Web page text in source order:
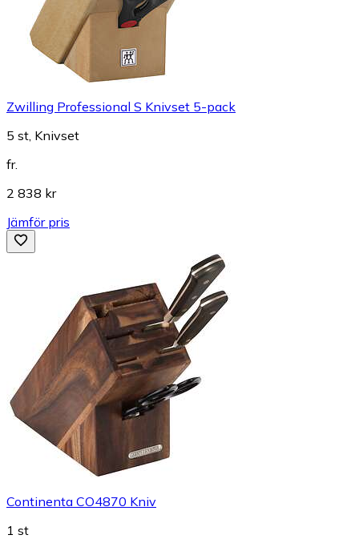
Zwilling Professional S Knivset 5-pack
5 st, Knivset
fr.
2 838 kr
Jämför pris
Continenta CO4870 Kniv
1 st